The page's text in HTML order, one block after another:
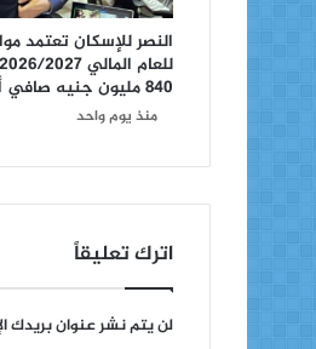
النصر للإسكان تعتمد
840 مليون جنيه صافي أرباح
منذ يوم واحد
اترك تعليقاً
لن يتم نشر عنوان بريدك